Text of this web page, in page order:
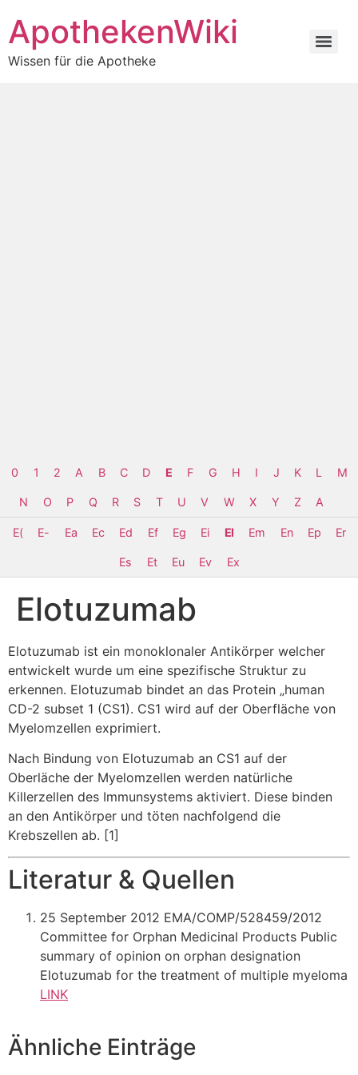
ApothekenWiki
Wissen für die Apotheke
0 1 2 A B C D E F G H I J K L M
N O P Q R S T U V W X Y Z Α
E( E- Ea Ec Ed Ef Eg Ei El Em En Ep Er
Es Et Eu Ev Ex
Elotuzumab
Elotuzumab ist ein monoklonaler Antikörper welcher
entwickelt wurde um eine spezifische Struktur zu
erkennen. Elotuzumab bindet an das Protein „human
CD-2 subset 1 (CS1). CS1 wird auf der Oberfläche von
Myelomzellen exprimiert.
Nach Bindung von Elotuzumab an CS1 auf der
Oberläche der Myelomzellen werden natürliche
Killerzellen des Immunsystems aktiviert. Diese binden
an den Antikörper und töten nachfolgend die
Krebszellen ab. [1]
Literatur & Quellen
25 September 2012 EMA/COMP/528459/2012
Committee for Orphan Medicinal Products Public
summary of opinion on orphan designation
Elotuzumab for the treatment of multiple myeloma
LINK
Ähnliche Einträge